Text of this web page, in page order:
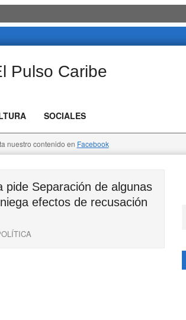
SOCIALES
nuestro contenido en Facebook
pide Separación de algunas
efectos de recusación